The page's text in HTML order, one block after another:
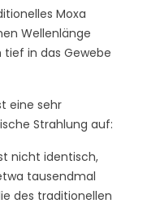
Moxa
Wellenlänge
in das Gewebe
eine sehr
Strahlung auf:
nicht identisch,
tausendmal
des traditionellen